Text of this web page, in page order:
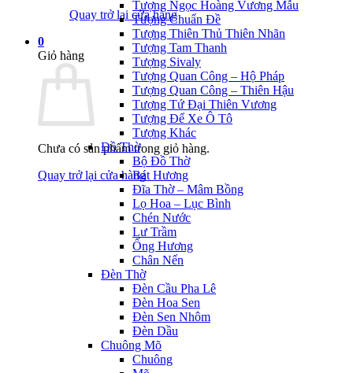
Quay trở lại cửa hàng
0
Giỏ hàng
Chưa có sản phẩm trong giỏ hàng.
Quay trở lại cửa hàng
Tượng Ngọc Hoàng Vương Mẫu
Tượng Chuẩn Đề
Tượng Thiên Thủ Thiên Nhãn
Tượng Tam Thanh
Tượng Sivaly
Tượng Quan Công – Hộ Pháp
Tượng Quan Công – Thiên Hậu
Tượng Tứ Đại Thiên Vương
Tượng Để Xe Ô Tô
Tượng Khác
Đồ Thờ
Bộ Đồ Thờ
Bát Hương
Đĩa Thờ – Mâm Bồng
Lọ Hoa – Lục Bình
Chén Nước
Lư Trầm
Ống Hương
Chân Nến
Đèn Thờ
Đèn Cầu Pha Lê
Đèn Hoa Sen
Đèn Sen Nhôm
Đèn Dầu
Chuông Mõ
Chuông